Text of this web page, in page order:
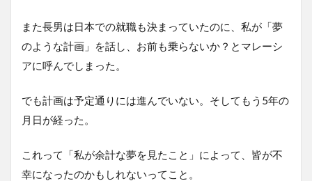
また長男は日本での就職も決まっていたのに、私が「夢
のような計画」を話し、お前も乗らないか？とマレーシ
アに呼んでしまった。
でも計画は予定通りには進んでいない。そしてもう5年の
月日が経った。
これって「私が余計な夢を見たこと」によって、皆が不
幸になったのかもしれないってこと。